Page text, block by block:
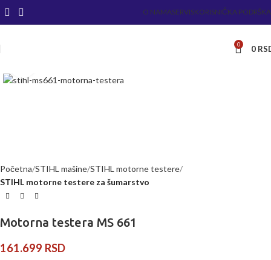
O NAMASERVISKORISNIČKA PODRŠKA
0 0
Početna STIHL mašine STIHL motorne testere
STIHL motorne testere za šumarstvo
Motorna testera MS 661
161.699 RSD